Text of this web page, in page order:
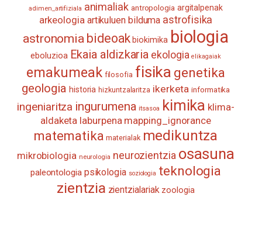
adimen_artifiziala animaliak antropologia argitalpenak
arkeologia artikuluen bilduma astrofisika
astronomia bideoak biokimika biologia
eboluzioa Ekaia aldizkaria ekologia elikagaiak
emakumeak filosofia fisika genetika
geologia historia hizkuntzalaritza ikerketa informatika
ingeniaritza ingurumena itsasoa kimika klima-
aldaketa laburpena mapping_ignorance
matematika materialak medikuntza
mikrobiologia neurologia neurozientzia osasuna
paleontologia psikologia soziologia teknologia
zientzia zientzialariak zoologia